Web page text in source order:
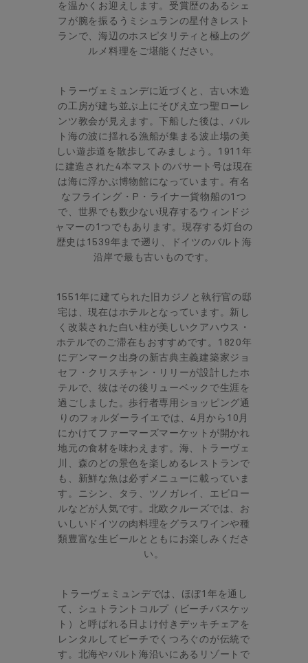
を温かくお迎えします。受賞歴のあるシェ
フが腕を振るうミシュランの星付きレスト
ランで、海辺のホスピタリティと極上のグ
ルメ料理をご堪能ください。
トラーヴェミュンデに近づくと、古い木造
の工房が建ち並ぶ上にそびえ立つ聖ローレ
ンツ教会が見えます。下船した後は、バル
ト海の波に揺れる漁船が集まる波止場の美
しい遊歩道を散歩してみましょう。1911年
に建造された4本マストのパサート号は現在
は海に浮かぶ博物館になっています。有名
なフライング・P・ライナー貨物船の1つ
で、世界でも数少ない現存するウィンドジ
ャマーの1つでもあります。現存する灯台の
歴史は1539年まで遡り、ドイツのバルト海
沿岸で最も古いものです。
1551年に建てられた旧カジノと執行官の邸
宅は、現在はホテルとなっています。新し
く改装された白い柱が美しいクアハウス・
ホテルでのご滞在もおすすめです。1820年
にデンマーク出身の新古典主義建築家ジョ
セフ・クリスチャン・リリーが設計したホ
テルで、彼はその後リューベックで生涯を
過ごしました。歩行者専用ショッピング通
りのフォルダーライエでは、4月から10月
にかけてファーマーズマーケットが開かれ
地元の食材を味わえます。海、トラーヴェ
川、森のどの景色を楽しめるレストランで
も、新鮮な魚は必ずメニューに載っていま
す。ニシン、タラ、ツノガレイ、エビロー
ルなどが人気です。北欧クルーズでは、お
いしいドイツの肉料理をグラスワインや種
類豊富な生ビールとともにお楽しみくださ
い。
トラーヴェミュンデでは、ほぼ1年を通し
て、シュトラントコルプ（ビーチバスケッ
ト）と呼ばれる日よけ付きデッキチェアを
レンタルしてビーチでくつろぐのが伝統で
す。北海やバルト海沿いにあるリゾートで